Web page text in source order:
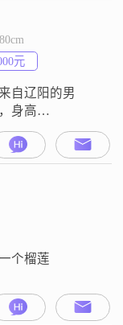
算！拿的起放
生的就别联系
元
自辽阳的男
身高
月收入在5001到
事着一份稳定
我的学历是中
积极向上的态
能力和素质
，容易相处，
工作与生活
个榴莲